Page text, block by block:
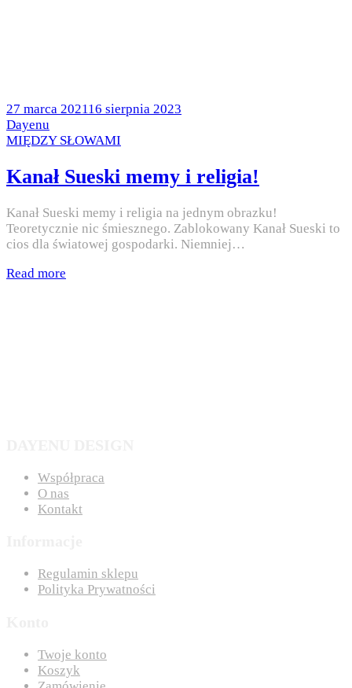
Posted
on
27 marca 202116 sierpnia 2023
by
Dayenu
Posted
MIĘDZY SŁOWAMI
Kanał Sueski memy i religia!
Kanał Sueski memy i religia na jednym obrazku!
Teoretycznie nic śmiesznego. Zablokowany Kanał Sueski to
cios dla światowej gospodarki. Niemniej…
Read more
Współpraca
O nas
Kontakt
Regulamin sklepu
Polityka Prywatności
Twoje konto
Koszyk